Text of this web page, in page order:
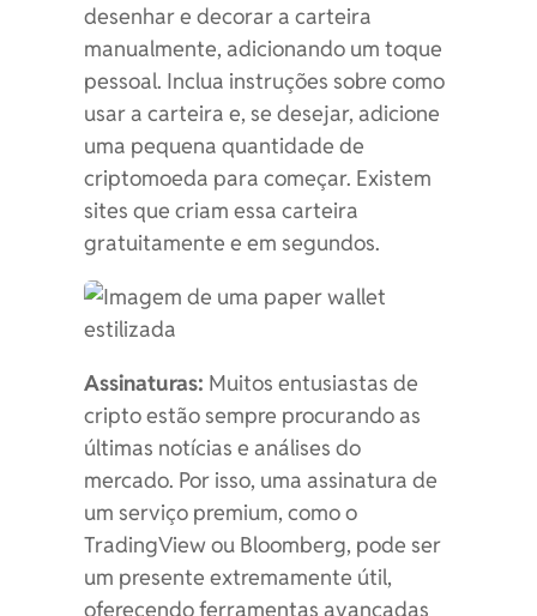
desenhar e decorar a carteira
manualmente, adicionando um toque
pessoal. Inclua instruções sobre como
usar a carteira e, se desejar, adicione
uma pequena quantidade de
criptomoeda para começar. Existem
sites que criam essa carteira
gratuitamente e em segundos.
Assinaturas: Muitos entusiastas de
cripto estão sempre procurando as
últimas notícias e análises do
mercado. Por isso, uma assinatura de
um serviço premium, como o
TradingView ou Bloomberg, pode ser
um presente extremamente útil,
oferecendo ferramentas avançadas